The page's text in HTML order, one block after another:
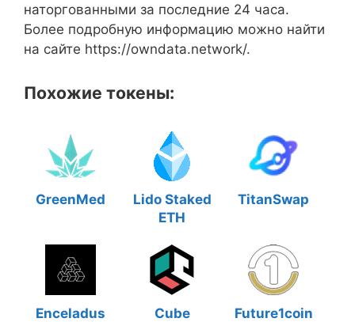
наторгованными за последние 24 часа.
Более подробную информацию можно найти
на сайте https://owndata.network/.
Похожие токены:
GreenMed
Lido Staked
ETH
TitanSwap
Enceladus
Cube Future1coin